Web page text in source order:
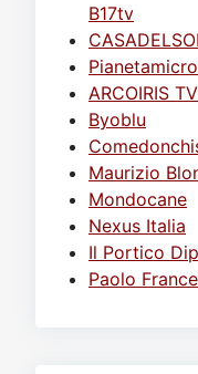
B17tv
ARCOIRIS TV
Byoblu
Maurizio
Mondocane
Nexus Italia
Il Portico
Paolo